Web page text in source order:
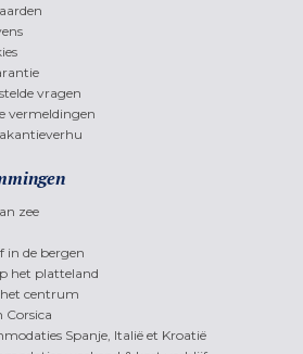
vragen
vermeldingen
zee
in de bergen
het platteland
centrum
Corsica
Spanje, Italië et Kroatië